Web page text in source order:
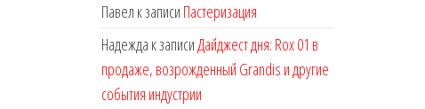
Павел к записи Пастеризация
Надежда к записиДайджест дня: Rox 01 в
продаже, возрожденный Grandis и другие
события индустрии